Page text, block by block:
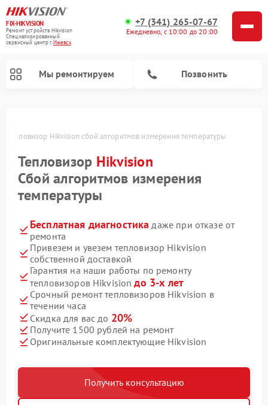
FIX-HIKVISION
Ремонт устройств Hikvision
Специализированный
cервисный центр г.Ижевск
+7 (341) 265-07-67
Ежедневно, с 10:00 до 20:00
Мы ремонтируем Позвонить
Тепловизор Hikvision сбой алгоритмов измерения температуры
Тепловизор Hikvision
Сбой алгоритмов измерения
температуры
Бесплатная диагностика даже при отказе от
ремонта
Привезем и увезем тепловизор Hikvision
собственной доставкой
Гарантия на наши работы по ремонту
тепловизоров Hikvisionдо 3-х лет
Срочный ремонт тепловизоров Hikvision в
течении часа
Скидка для вас до 20%
Получите 1500 рублей на ремонт
Оригинальные комплектующие Hikvision
Получить консультацию